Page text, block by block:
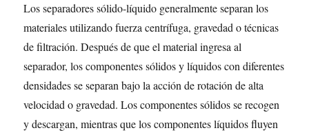
Los separadores sólido-líquido generalmente separan los
materiales utilizando fuerza centrífuga, gravedad o técnicas
de filtración. Después de que el material ingresa al
separador, los componentes sólidos y líquidos con diferentes
densidades se separan bajo la acción de rotación de alta
velocidad o gravedad. Los componentes sólidos se recogen
y descargan, mientras que los componentes líquidos fluyen